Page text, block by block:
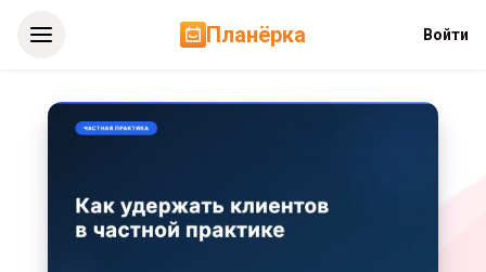
Планёрка Войти
Как
удержать
частной